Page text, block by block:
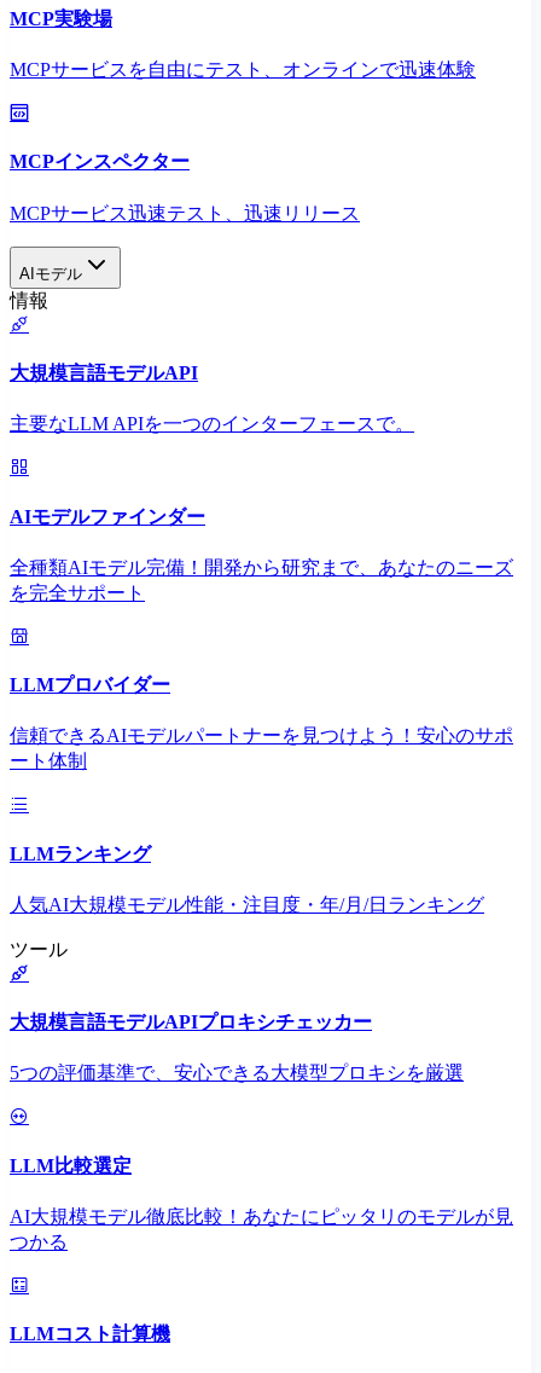
MCP実験場
MCPサービスを自由にテスト、オンラインで迅速体験
MCPインスペクター
MCPサービス迅速テスト、迅速リリース
AIモデル
情報
大規模言語モデルAPI
主要なLLM APIを一つのインターフェースで。
AIモデルファインダー
全種類AIモデル完備！開発から研究まで、あなたのニーズ
を完全サポート
LLMプロバイダー
信頼できるAIモデルパートナーを見つけよう！安心のサポ
ート体制
LLMランキング
人気AI大規模モデル性能・注目度・年/月/日ランキング
ツール
大規模言語モデルAPIプロキシチェッカー
5つの評価基準で、安心できる大模型プロキシを厳選
LLM比較選定
AI大規模モデル徹底比較！あなたにピッタリのモデルが見
つかる
LLMコスト計算機